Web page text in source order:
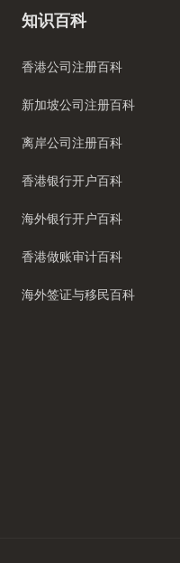
知识百科
香港公司注册百科
新加坡公司注册百科
离岸公司注册百科
香港银行开户百科
海外银行开户百科
香港做账审计百科
海外签证与移民百科